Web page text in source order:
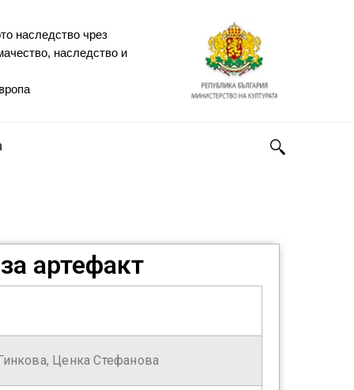
наследство чрез
наследство и
артефакт
Ценка Стефанова